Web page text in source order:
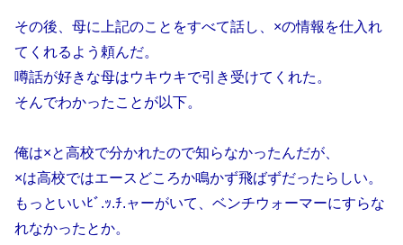
その後、母に上記のことをすべて話し、×の情報を仕入れ
てくれるよう頼んだ。
噂話が好きな母はウキウキで引き受けてくれた。
そんでわかったことが以下。
俺は×と高校で分かれたので知らなかったんだが、
×は高校ではエースどころか鳴かず飛ばずだったらしい。
もっといいﾋﾞ.ｯ.ﾁ.ャーがいて、ベンチウォーマーにすらな
れなかったとか。